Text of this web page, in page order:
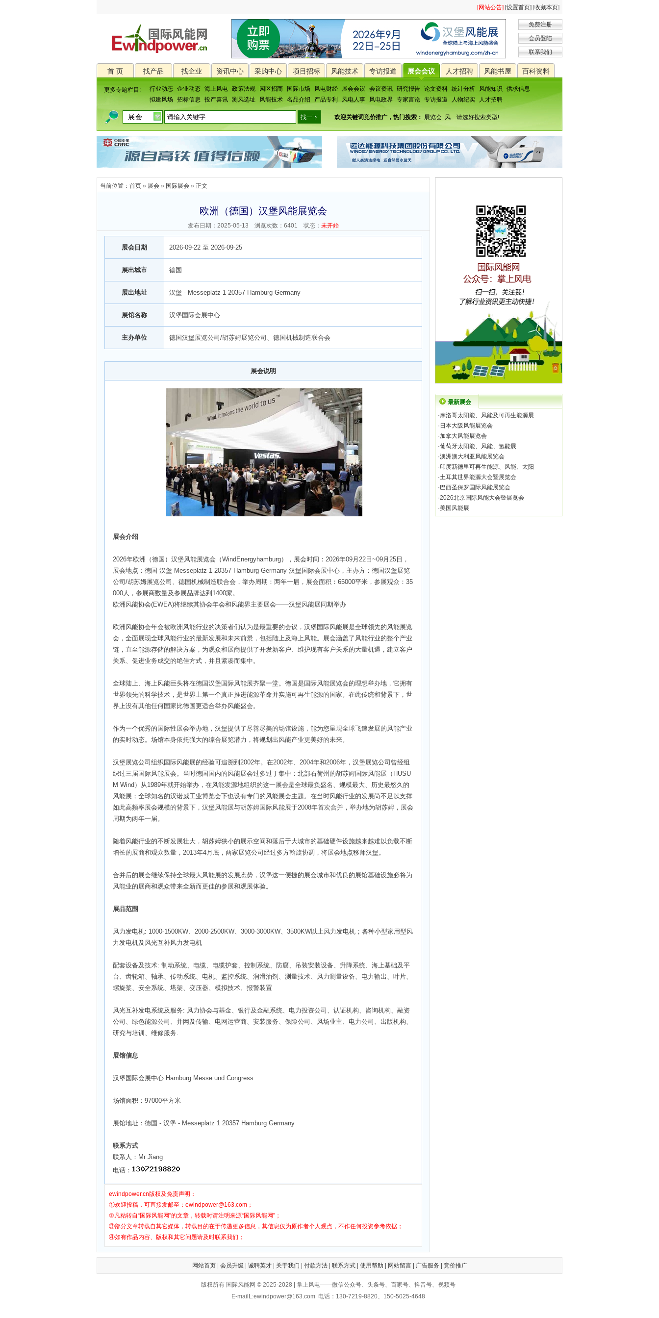
[网站公告] [设置首页] [收藏本页]
免费注册
会员登陆
联系我们
首 页 找产品 找企业 资讯中心 采购中心 项目招标 风能技术 专访报道 展会会议 人才招聘 风能书屋 百科资料
更多专题栏目: 行业动态 企业动态 海上风电 政策法规 园区招商 国际市场 风电财经 展会会议 会议资讯 研究报告 论文资料 统计分析 风能知识
供求信息
拟建风场
招标信息 投产喜讯 测风选址 风能技术 名品介绍 产品专利 风电人事 风电政界 专家言论 专访报道 人物纪实 人才招聘
欢迎关键词竞价推广，热门搜索： 展览会 风 请选好搜索类型!
当前位置： 首页 » 展会 » 国际展会 » 正文
欧洲（德国）汉堡风能展览会
发布日期：2025-05-13 浏览次数：6401 状态： 未开始
展会日期 2026-09-22 至 2026-09-25
展出城市 德国
展出地址 汉堡 - Messeplatz 1 20357 Hamburg Germany
展馆名称 汉堡国际会展中心
主办单位 德国汉堡展览公司/胡苏姆展览公司、德国机械制造联合会
展会说明
展会介绍
2026年欧洲（德国）汉堡风能展览会（WindEnergyhamburg），展会时间：2026年09月22日~09月25日，
展会地点：德国-汉堡-Messeplatz 1 20357 Hamburg Germany-汉堡国际会展中心，主办方：德国汉堡展览
公司/胡苏姆展览公司、德国机械制造联合会，举办周期：两年一届，展会面积：65000平米，参展观众：35
000人，参展商数量及参展品牌达到1400家。
欧洲风能协会(EWEA)将继续其协会年会和风能界主要展会——汉堡风能展同期举办
欧洲风能协会年会被欧洲风能行业的决策者们认为是最重要的会议，汉堡国际风能展是全球领先的风能展览
会，全面展现全球风能行业的最新发展和未来前景，包括陆上及海上风能。展会涵盖了风能行业的整个产业
链，直至能源存储的解决方案，为观众和展商提供了开发新客户、维护现有客户关系的大量机遇，建立客户
关系、促进业务成交的绝佳方式，并且紧凑而集中。
全球陆上、海上风能巨头将在德国汉堡国际风能展齐聚一堂。德国是国际风能展览会的理想举办地，它拥有
世界领先的科学技术，是世界上第一个真正推进能源革命并实施可再生能源的国家。在此传统和背景下，世
界上没有其他任何国家比德国更适合举办风能盛会。
作为一个优秀的国际性展会举办地，汉堡提供了尽善尽美的场馆设施，能为您呈现全球飞速发展的风能产业
的实时动态。场馆本身依托强大的综合展览潜力，将规划出风能产业更美好的未来。
汉堡展览公司组织国际风能展的经验可追溯到2002年。在2002年、2004年和2006年，汉堡展览公司曾经组
织过三届国际风能展会。当时德国国内的风能展会过多过于集中：北部石荷州的胡苏姆国际风能展（HUSU
M Wind）从1989年就开始举办，在风能发源地组织的这一展会是全球最负盛名、规模最大、历史最悠久的
风能展；全球知名的汉诺威工业博览会下也设有专门的风能展会主题。在当时风能行业的发展尚不足以支撑
如此高频率展会规模的背景下，汉堡风能展与胡苏姆国际风能展于2008年首次合并，举办地为胡苏姆，展会
周期为两年一届。
随着风能行业的不断发展壮大，胡苏姆狭小的展示空间和落后于大城市的基础硬件设施越来越难以负载不断
增长的展商和观众数量，2013年4月底，两家展览公司经过多方斡旋协调，将展会地点移师汉堡。
合并后的展会继续保持全球最大风能展的发展态势，汉堡这一便捷的展会城市和优良的展馆基础设施必将为
风能业的展商和观众带来全新而更佳的参展和观展体验。
展品范围
风力发电机: 1000-1500KW、2000-2500KW、3000-3000KW、3500KW以上风力发电机；各种小型家用型风
力发电机及风光互补风力发电机
配套设备及技术: 制动系统、电缆、电缆护套、控制系统、防腐、吊装安装设备、升降系统、海上基础及平
台、齿轮箱、轴承、传动系统、电机、监控系统、润滑油剂、测量技术、风力测量设备、电力输出、叶片、
螺旋桨、安全系统、塔架、变压器、模拟技术、报警装置
风光互补发电系统及服务: 风力协会与基金、银行及金融系统、电力投资公司、认证机构、咨询机构、融资
公司、绿色能源公司、并网及传输、电网运营商、安装服务、保险公司、风场业主、电力公司、出版机构、
研究与培训、维修服务.
展馆信息
汉堡国际会展中心 Hamburg Messe und Congress
场馆面积：97000平方米
展馆地址：德国 - 汉堡 - Messeplatz 1 20357 Hamburg Germany
联系方式
联系人：Mr Jiang
电话：
ewindpower.cn版权及免责声明：
①欢迎投稿，可直接发邮至：ewindpower@163.com；
②凡粘转自“国际风能网”的文章，转载时请注明来源“国际风能网”；
③部分文章转载自其它媒体，转载目的在于传递更多信息，其信息仅为原作者个人观点，不作任何投资参考依据；
④如有作品内容、版权和其它问题请及时联系我们；
最新展会
·摩洛哥太阳能、风能及可再生能源展
· 日本大阪风能展览会
·加拿大风能展览会
·葡萄牙太阳能、风能、氢能展
·澳洲澳大利亚风能展览会
·印度新德里可再生能源、风能、太阳
·土耳其世界能源大会暨展览会
· 巴西圣保罗国际风能展览会
·2026北京国际风能大会暨展览会
·美国风能展
网站首页| 会员升级 诚聘英才| 关于我们 付款方法| 联系方式| 使用帮助 网站留言| 广告服务 竞价推广
版权所有 国际风能网 © 2025-2028 | 掌上风电——微信公众号、头条号、百家号、抖音号、视频号
E-mailL:ewindpower@163.com 电话：130-7219-8820、150-5025-4648